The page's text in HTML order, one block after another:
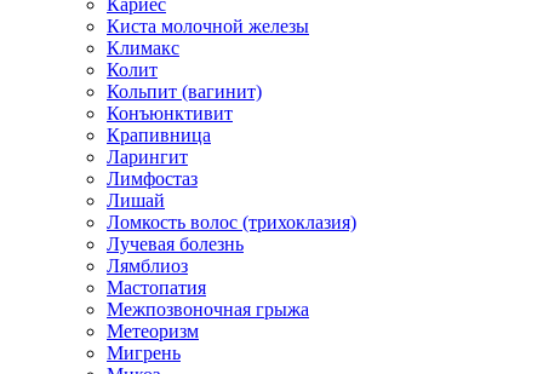
Киста молочной железы
Климакс
Колит
Кольпит (вагинит)
Конъюнктивит
Крапивница
Ларингит
Лимфостаз
Лишай
Ломкость волос (трихоклазия)
Лучевая болезнь
Лямблиоз
Мастопатия
Межпозвоночная грыжа
Метеоризм
Мигрень